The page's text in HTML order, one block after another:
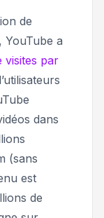
de
YouTube a
visites par
dans
(sans
est
de